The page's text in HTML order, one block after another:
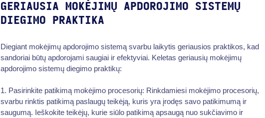
GERIAUSIA MOKĖJIMŲ APDOROJIMO SISTEMŲ
DIEGIMO PRAKTIKA
Diegiant mokėjimų apdorojimo sistemą svarbu laikytis geriausios praktikos, kad
sandoriai būtų apdorojami saugiai ir efektyviai. Keletas geriausių mokėjimų
apdorojimo sistemų diegimo praktikų:
1. Pasirinkite patikimą mokėjimo procesorių: Rinkdamiesi mokėjimo procesorių,
svarbu rinktis patikimą paslaugų teikėją, kuris yra įrodęs savo patikimumą ir
saugumą. Ieškokite teikėjų, kurie siūlo patikimą apsaugą nuo sukčiavimo ir